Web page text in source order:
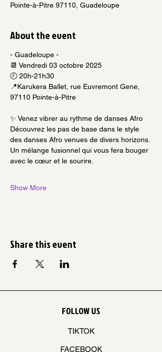
Pointe-à-Pitre 97110, Guadeloupe
About the event
- Guadeloupe -
📆 Vendredi 03 octobre 2025
🕗 20h-21h30
📍Karukera Ballet, rue Euvremont Gene,
97110 Pointe-à-Pitre
✨ Venez vibrer au rythme de danses Afro
Découvrez les pas de base dans le style
des danses Afro venues de divers horizons.
Un mélange fusionnel qui vous fera bouger
avec le cœur et le sourire.
Show More
Share this event
FOLLOW US
TIKTOK
FACEBOOK